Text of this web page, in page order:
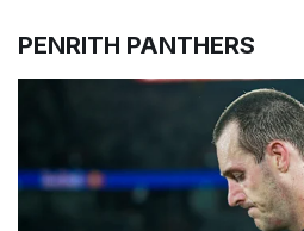
PENRITH PANTHERS